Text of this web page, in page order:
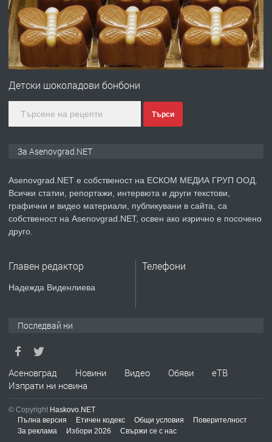
преди 1 година
ПРЕДЛАГА
Професионална зеленчукорезачка
преди 2 години
ПРЕДЛАГА
Давам индивидуалани уроци по
ремонт на покриви
ПРЕДЛАГА
Пликове - СКОРПИОПЛАСТ
Детски шоколадови бонбони
Търси
За Asenovgrad.NET
Asenovgrad.NET е собственост на ЕСКОМ МЕДИА ГРУП ООД.
Всички статии, репортажи, интервюта и други текстови,
графични и видео материали, публикувани в сайта, са
собственост на Asenovgrad.NET, освен ако изрично е посочено
друго.
Главен редактор
Надежда Виденлиева
Телефони
Последвай ни
Асеновград Новини Видео Обяви
еТВ
Изпрати ни новина
© Copyright Haskovo.NET
Пълна версия
Етичен кодекс Общи условия
Поверителност
За реклама
Избори 2026 Свържи се с нас